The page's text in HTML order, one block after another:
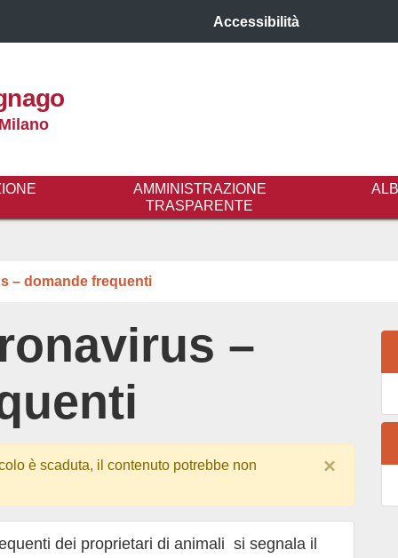
Accessibilità
AMMINISTRAZIONE
TRASPARENTE
– domande frequenti
–
è scaduta, il contenuto potrebbe non ×
dei proprietari di animali si segnala il